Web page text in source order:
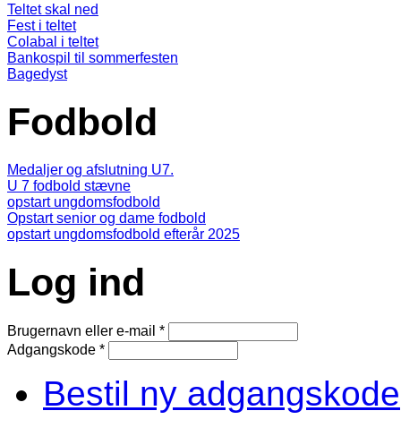
Teltet skal ned
Fest i teltet
Colabal i teltet
Bankospil til sommerfesten
Bagedyst
Fodbold
Medaljer og afslutning U7.
U 7 fodbold stævne
opstart ungdomsfodbold
Opstart senior og dame fodbold
opstart ungdomsfodbold efterår 2025
Log ind
Brugernavn eller e-mail *
Adgangskode *
Bestil ny adgangskode